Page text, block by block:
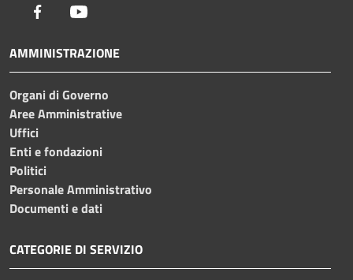
Facebook
AMMINISTRAZIONE
Organi di Governo
Aree Amministrative
Uffici
Enti e fondazioni
Politici
Personale Amministrativo
Documenti e dati
CATEGORIE DI SERVIZIO